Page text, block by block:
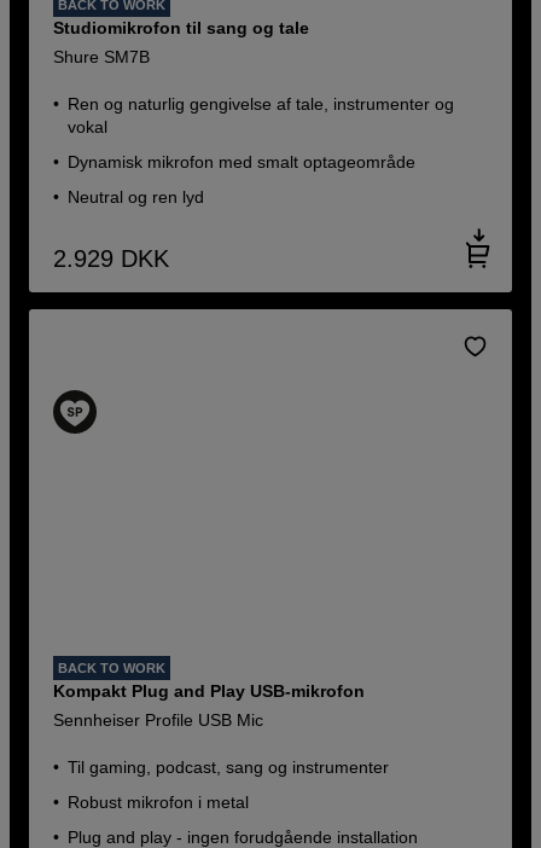
BACK TO WORK
Studiomikrofon til sang og tale
Shure SM7B
Ren og naturlig gengivelse af tale, instrumenter og
vokal
Dynamisk mikrofon med smalt optageområde
Neutral og ren lyd
2.929 DKK
BACK TO WORK
Kompakt Plug and Play USB-mikrofon
Sennheiser Profile USB Mic
Til gaming, podcast, sang og instrumenter
Robust mikrofon i metal
Plug and play - ingen forudgående installation